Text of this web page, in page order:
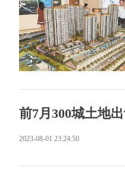
前7月300城土地
2023-08-01 23:24:50